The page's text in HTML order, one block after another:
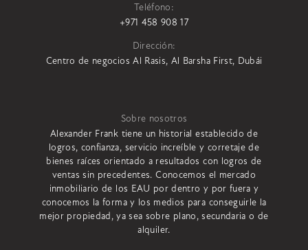
Teléfono:
+971 458 908 17
Dirección:
Centro de negocios Al Rasis, Al Barsha First, Dubái
Sobre nosotros
Alexander Frank tiene un historial establecido de
logros, confianza, servicio increíble y corretaje de
bienes raíces orientado a resultados con logros de
ventas sin precedentes. Conocemos el mercado
inmobiliario de los EAU por dentro y por fuera y
conocemos la forma y los medios para conseguirle la
mejor propiedad, ya sea sobre plano, secundaria o de
alquiler.